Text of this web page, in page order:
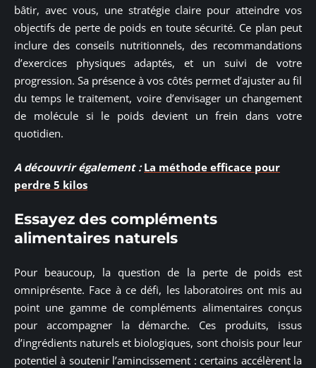
bâtir, avec vous, une stratégie claire pour atteindre vos
objectifs de perte de poids en toute sécurité. Ce plan peut
inclure des conseils nutritionnels, des recommandations
d’exercices physiques adaptés, et un suivi de votre
progression. Sa présence à vos côtés permet d’ajuster au fil
du temps le traitement, voire d’envisager un changement
de molécule si le poids devient un frein dans votre
quotidien.
A découvrir également : La méthode efficace pour
perdre 5 kilos
Essayez des compléments
alimentaires naturels
Pour beaucoup, la question de la perte de poids est
omniprésente. Face à ce défi, les laboratoires ont mis au
point une gamme de compléments alimentaires conçus
pour accompagner la démarche. Ces produits, issus
d’ingrédients naturels et biologiques, sont choisis pour leur
potentiel à soutenir l’amincissement : certains accélèrent la